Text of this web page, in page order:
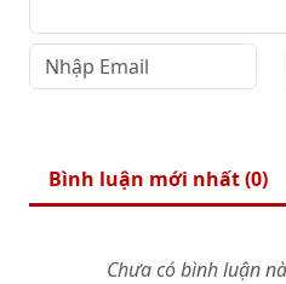
Bình luận mới nhất (0)
Chưa có bình luận